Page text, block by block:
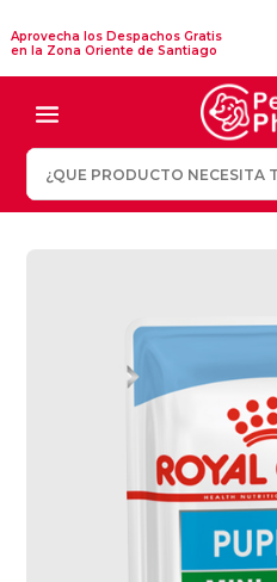
Aprovecha los Despachos Gratis
en la Zona Oriente de Santiago